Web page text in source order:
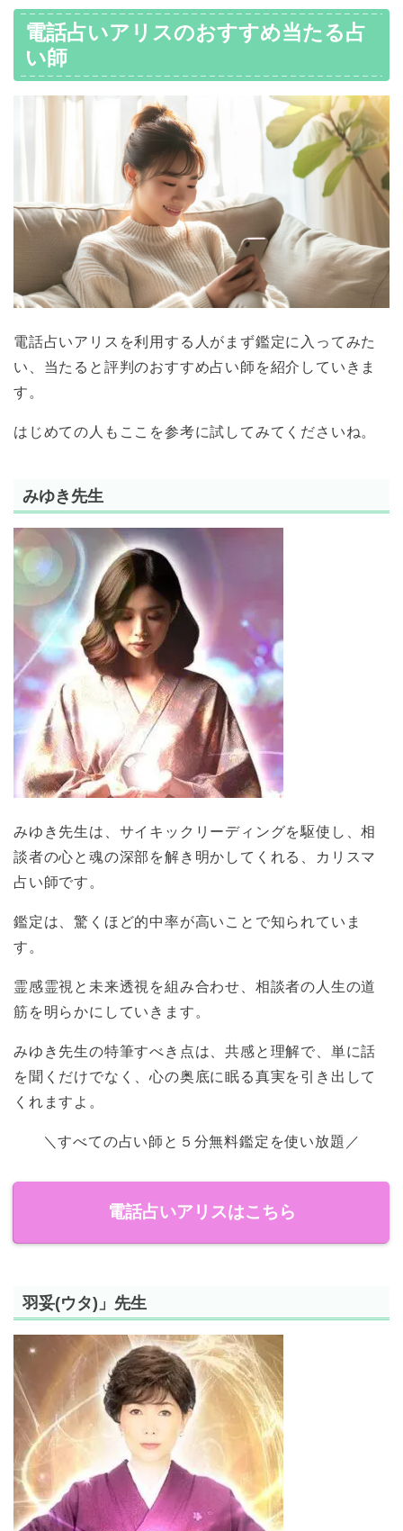
電話占いアリスのおすすめ当たる占
い師
電話占いアリスを利用する人がまず鑑定に入ってみた
い、当たると評判のおすすめ占い師を紹介していきま
す。
はじめての人もここを参考に試してみてくださいね。
みゆき先生
みゆき先生は、サイキックリーディングを駆使し、相
談者の心と魂の深部を解き明かしてくれる、カリスマ
占い師です。
鑑定は、驚くほど的中率が高いことで知られていま
す。
霊感霊視と未来透視を組み合わせ、相談者の人生の道
筋を明らかにしていきます。
みゆき先生の特筆すべき点は、共感と理解で、単に話
を聞くだけでなく、心の奥底に眠る真実を引き出して
くれますよ。
＼すべての占い師と５分無料鑑定を使い放題／
電話占いアリスはこちら
羽妥(ウタ)」先生